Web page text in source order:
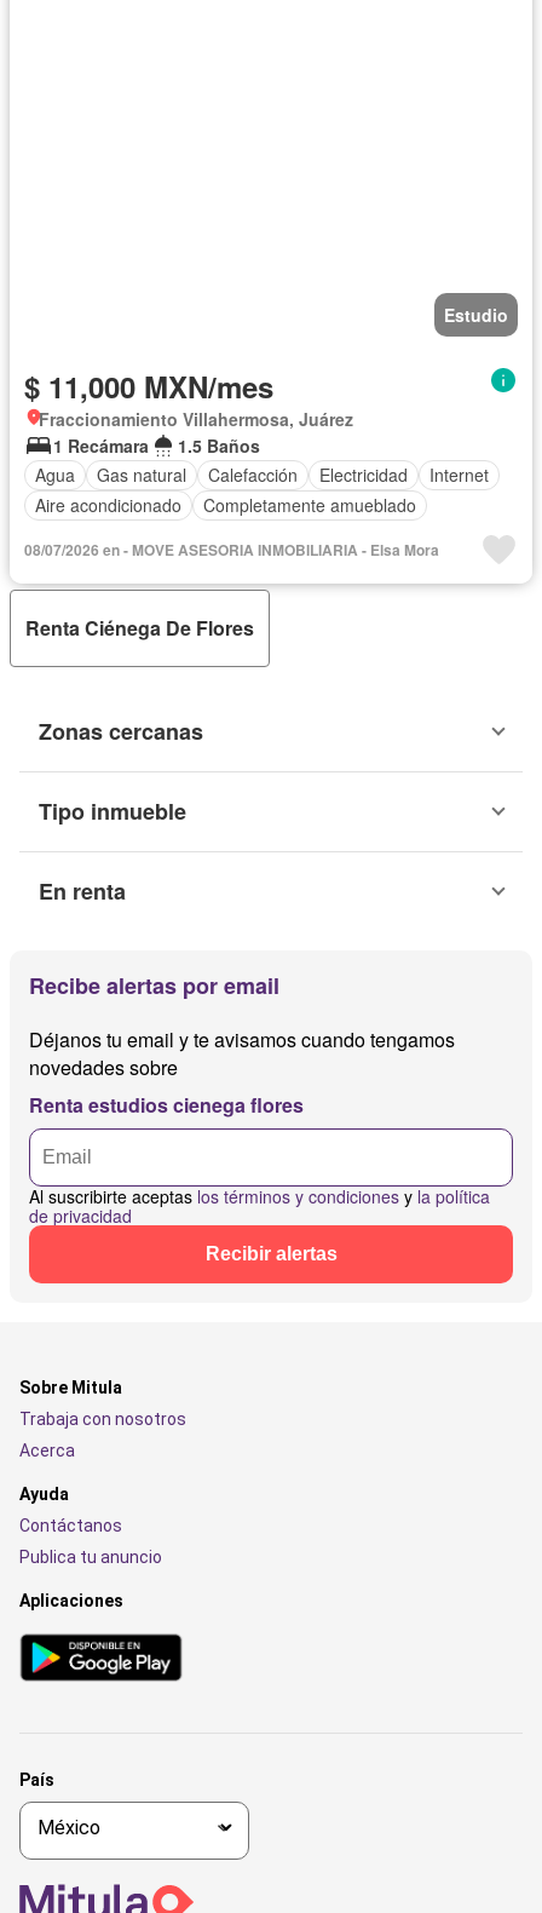
Estudio
$ 11,000 MXN/mes
Fraccionamiento Villahermosa, Juárez
1 Recámara
1.5 Baños
Agua
Gas natural Calefacción Electricidad
Internet
Aire acondicionado
Completamente amueblado
08/07/2026 en - MOVE ASESORIA INMOBILIARIA - Elsa Mora
Renta Ciénega De Flores
Zonas cercanas
Tipo inmueble
En renta
Recibe alertas por email
Déjanos tu email y te avisamos cuando tengamos
novedades sobre
Renta estudios cienega flores
Al suscribirte aceptas los términos y condiciones y la política
de privacidad
Recibir alertas
Sobre Mitula
Trabaja con nosotros
Acerca
Ayuda
Contáctanos
Publica tu anuncio
Aplicaciones
País